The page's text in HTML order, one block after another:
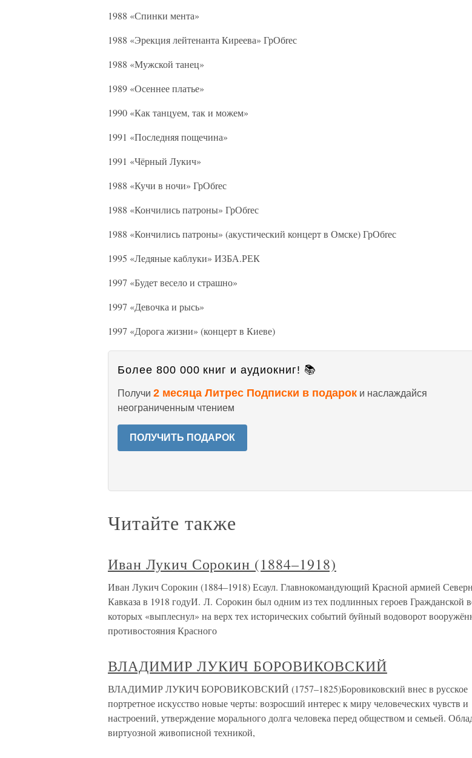
1988 «Спинки мента»
1988 «Эрекция лейтенанта Киреева» ГрОбrес
1988 «Мужской танец»
1989 «Осеннее платье»
1990 «Как танцуем, так и можем»
1991 «Последняя пощечина»
1991 «Чёрный Лукич»
1988 «Кучи в ночи» ГрОбrес
1988 «Кончились патроны» ГрОбrес
1988 «Кончились патроны» (акустический концерт в Омске) ГрОбrес
1995 «Ледяные каблуки» ИЗБА.РЕК
1997 «Будет весело и страшно»
1997 «Девочка и рысь»
1997 «Дорога жизни» (концерт в Киеве)
Более 800 000 книг и аудиокниг! 📚
Получи 2 месяца Литрес Подписки в подарок и наслаждайся
неограниченным чтением
ПОЛУЧИТЬ ПОДАРОК
Читайте также
Иван Лукич Сорокин (1884–1918)
Иван Лукич Сорокин (1884–1918) Есаул. Главнокомандующий Красной армией
Кавказа в 1918 годуИ. Л. Сорокин был одним из тех подлинных героев Гражданской
которых «выплеснул» на верх тех исторических событий буйный водоворот
противостояния Красного
ВЛАДИМИР ЛУКИЧ БОРОВИКОВСКИЙ
ВЛАДИМИР ЛУКИЧ БОРОВИКОВСКИЙ (1757–1825)Боровиковский внес в русское
портретное искусство новые черты: возросший интерес к миру человеческих чувств и
настроений, утверждение морального долга человека перед обществом и семьей.
виртуозной живописной техникой,